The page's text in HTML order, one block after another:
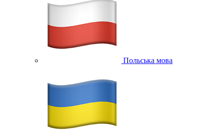
Польська мова